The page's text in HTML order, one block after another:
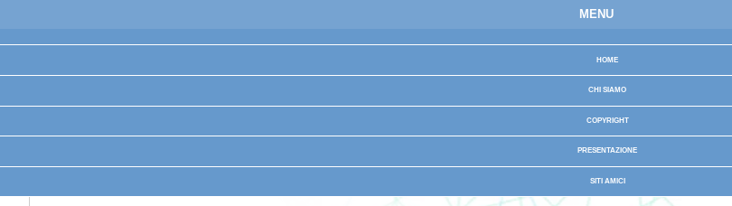
MENU
HOME
CHI SIAMO
COPYRIGHT
PRESENTAZIONE
SITI AMICI